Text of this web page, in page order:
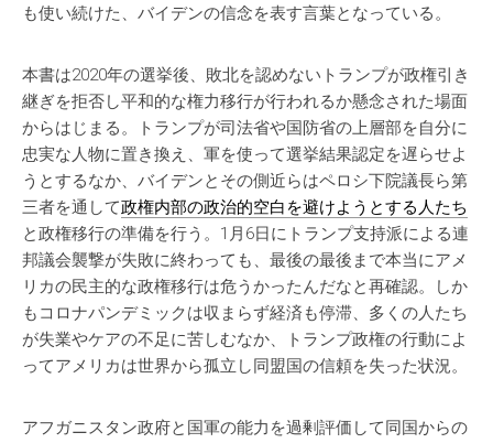
も使い続けた、バイデンの信念を表す言葉となっている。
本書は2020年の選挙後、敗北を認めないトランプが政権引き
継ぎを拒否し平和的な権力移行が行われるか懸念された場面
からはじまる。トランプが司法省や国防省の上層部を自分に
忠実な人物に置き換え、軍を使って選挙結果認定を遅らせよ
うとするなか、バイデンとその側近らはペロシ下院議長ら第
三者を通して政権内部の政治的空白を避けようとする人たち
と政権移行の準備を行う。1月6日にトランプ支持派による連
邦議会襲撃が失敗に終わっても、最後の最後まで本当にアメ
リカの民主的な政権移行は危うかったんだなと再確認。しか
もコロナパンデミックは収まらず経済も停滞、多くの人たち
が失業やケアの不足に苦しむなか、トランプ政権の行動によ
ってアメリカは世界から孤立し同盟国の信頼を失った状況。
アフガニスタン政府と国軍の能力を過剰評価して同国からの